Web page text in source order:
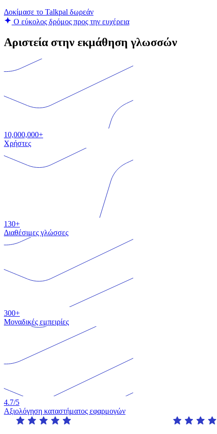
Δοκίμασε το Talkpal δωρεάν
Ο εύκολος δρόμος προς την ευχέρεια
Αριστεία στην εκμάθηση γλωσσών
10,000,000+
Χρήστες
130+
Διαθέσιμες γλώσσες
300+
Μοναδικές εμπειρίες
4.7/5
Αξιολόγηση καταστήματος εφαρμογών